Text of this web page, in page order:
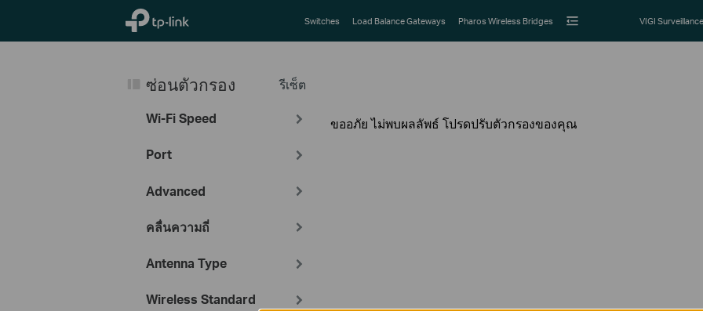
TP-Link, Reliably Smart Switches Load Balance Gateways Pharos Wireless Bridges VIGI Surveillance
รีเซ็ต
ซ่อนตัวกรอง
Wi-Fi Speed
Port
Advanced
คลื่นความถี่
Antenna Type
Wireless Standard
ขออภัย ไม่พบผลลัพธ์ โปรดปรับตัวกรองของคุณ